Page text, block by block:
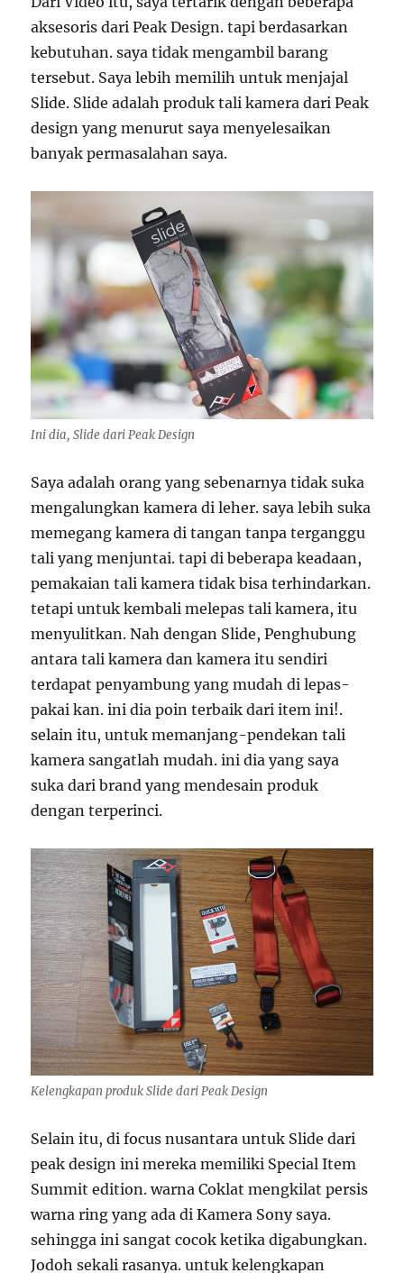
aksesoris dari Peak Design. tapi berdasarkan
kebutuhan. saya tidak mengambil barang
tersebut. Saya lebih memilih untuk menjajal
Slide. Slide adalah produk tali kamera dari Peak
design yang menurut saya menyelesaikan
banyak permasalahan saya.
Ini dia, Slide dari Peak Design
Saya adalah orang yang sebenarnya tidak suka
mengalungkan kamera di leher. saya lebih suka
memegang kamera di tangan tanpa terganggu
tali yang menjuntai. tapi di beberapa keadaan,
pemakaian tali kamera tidak bisa terhindarkan.
tetapi untuk kembali melepas tali kamera, itu
menyulitkan. Nah dengan Slide, Penghubung
antara tali kamera dan kamera itu sendiri
terdapat penyambung yang mudah di lepas-
pakai kan. ini dia poin terbaik dari item ini!.
selain itu, untuk memanjang-pendekan tali
kamera sangatlah mudah. ini dia yang saya
suka dari brand yang mendesain produk
dengan terperinci.
Kelengkapan produk Slide dari Peak Design
Selain itu, di focus nusantara untuk Slide dari
peak design ini mereka memiliki Special Item
Summit edition. warna Coklat mengkilat persis
warna ring yang ada di Kamera Sony saya.
sehingga ini sangat cocok ketika digabungkan.
Jodoh sekali rasanya. untuk kelengkapan